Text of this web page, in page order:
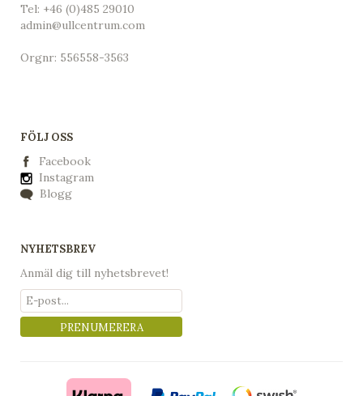
Tel: +46 (0)485 29010
admin@ullcentrum.com
Orgnr: 556558-3563
FÖLJ OSS
Facebook
Instagram
Blogg
NYHETSBREV
Anmäl dig till nyhetsbrevet!
PRENUMERERA